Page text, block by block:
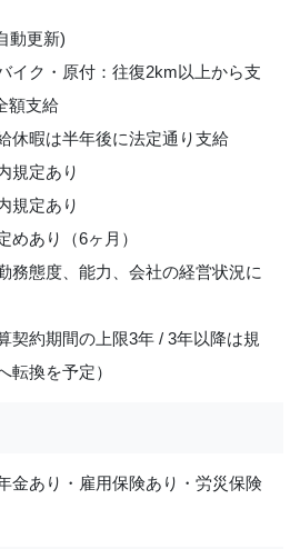
動更新)
イク・原付：往復2km以上から支
額支給
休暇は半年後に法定通り支給
規定あり
規定あり
めあり（6ヶ月）
務態度、能力、会社の経営状況に
契約期間の上限3年 / 3年以降は規
転換を予定）
金あり・雇用保険あり・労災保険